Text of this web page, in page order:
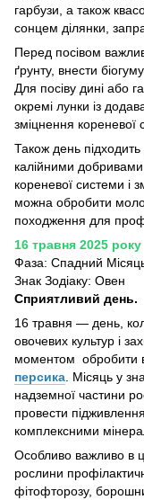
гарбузи, а також
сонцем ділянки,
Перед посівом
ґрунту, внести
Для посіву дині або
окремі лунки із
зміцнення кореневої
Також день
калійними
кореневої системи і
можна обробити
походження для
16 травня 2025 року
Фаза: Спадний
Знак Зодіаку: Овен
Сприятливий день.
16 травня — день,
овочевих культур і
моментом обробити
персика . Місяць у
надземної частини
провести
комплексними
Особливо важливо в
рослини
фітофторозу,